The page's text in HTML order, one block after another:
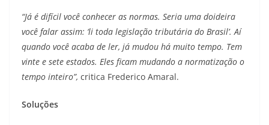
“Já é difícil você conhecer as normas. Seria uma doideira
você falar assim: ‘li toda legislação tributária do Brasil’. Aí
quando você acaba de ler, já mudou há muito tempo. Tem
vinte e sete estados. Eles ficam mudando a normatização o
tempo inteiro”, critica Frederico Amaral.
Soluções